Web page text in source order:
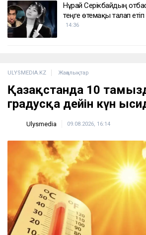
Нұрай Серікбайдың
теңге өтемақы талап
14:36
ULYSMEDIA.KZ Жаңалықтар
Қазақстанда 10
градусқа дейін күн
Ulysmedia 09.08.2026, 16:14